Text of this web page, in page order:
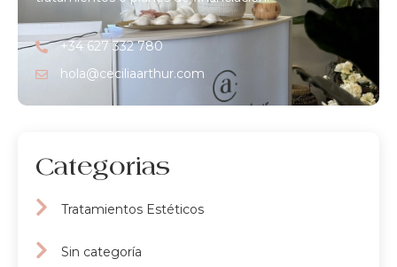
+34 627 332 780
hola@ceciliaarthur.com
Categorias
Tratamientos Estéticos
Sin categoría